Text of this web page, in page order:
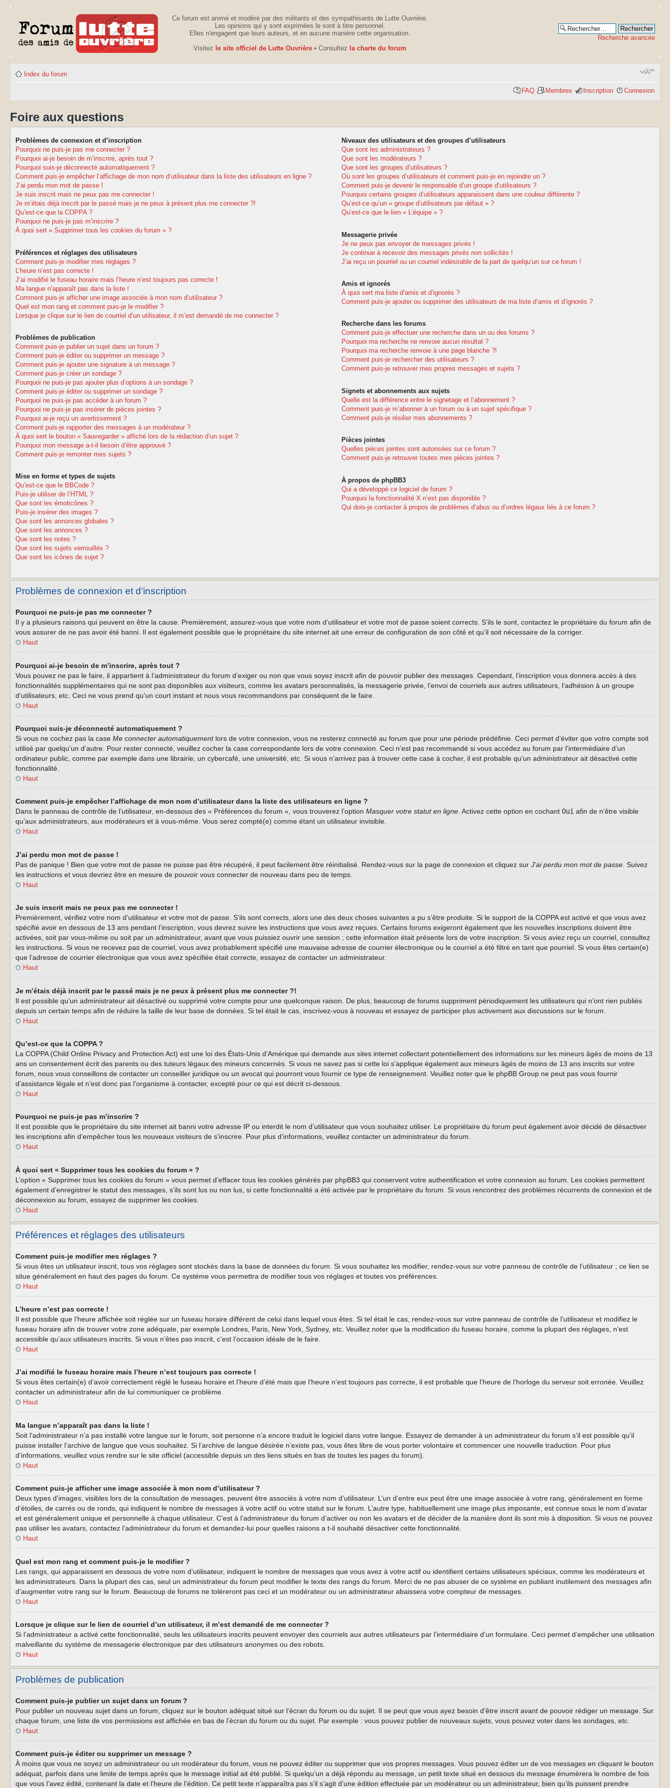
Ce forum est animé et modéré par des militants et des sympathisants de Lutte Ouvrière.
Les opinions qui y sont exprimées le sont à titre personnel.
Elles n'engagent que leurs auteurs, et en aucune manière cette organisation.
Visitez le site officiel de Lutte Ouvrière • Consultez la charte du forum
Recherche avancée
Index du forum
FAQ Membres Inscription Connexion
Foire aux questions
Problèmes de connexion et d’inscription
Pourquoi ne puis-je pas me connecter ?
Pourquoi ai-je besoin de m’inscrire, après tout ?
Pourquoi suis-je déconnecté automatiquement ?
Comment puis-je empêcher l’affichage de mon nom d’utilisateur dans la liste des utilisateurs en ligne ?
J’ai perdu mon mot de passe !
Je suis inscrit mais ne peux pas me connecter !
Je m’étais déjà inscrit par le passé mais je ne peux à présent plus me connecter ?!
Qu’est-ce que la COPPA ?
Pourquoi ne puis-je pas m’inscrire ?
À quoi sert « Supprimer tous les cookies du forum » ?
Préférences et réglages des utilisateurs
Comment puis-je modifier mes réglages ?
L’heure n’est pas correcte !
J’ai modifié le fuseau horaire mais l’heure n’est toujours pas correcte !
Ma langue n’apparaît pas dans la liste !
Comment puis-je afficher une image associée à mon nom d’utilisateur ?
Quel est mon rang et comment puis-je le modifier ?
Lorsque je clique sur le lien de courriel d’un utilisateur, il m’est demandé de me connecter ?
Problèmes de publication
Comment puis-je publier un sujet dans un forum ?
Comment puis-je éditer ou supprimer un message ?
Comment puis-je ajouter une signature à un message ?
Comment puis-je créer un sondage ?
Pourquoi ne puis-je pas ajouter plus d’options à un sondage ?
Comment puis-je éditer ou supprimer un sondage ?
Pourquoi ne puis-je pas accéder à un forum ?
Pourquoi ne puis-je pas insérer de pièces jointes ?
Pourquoi ai-je reçu un avertissement ?
Comment puis-je rapporter des messages à un modérateur ?
À quoi sert le bouton « Sauvegarder » affiché lors de la rédaction d’un sujet ?
Pourquoi mon message a-t-il besoin d’être approuvé ?
Comment puis-je remonter mes sujets ?
Mise en forme et types de sujets
Qu’est-ce que le BBCode ?
Puis-je utiliser de l’HTML ?
Que sont les émoticônes ?
Puis-je insérer des images ?
Que sont les annonces globales ?
Que sont les annonces ?
Que sont les notes ?
Que sont les sujets verrouillés ?
Que sont les icônes de sujet ?
Niveaux des utilisateurs et des groupes d’utilisateurs
Que sont les administrateurs ?
Que sont les modérateurs ?
Que sont les groupes d’utilisateurs ?
Où sont les groupes d’utilisateurs et comment puis-je en rejoindre un ?
Comment puis-je devenir le responsable d’un groupe d’utilisateurs ?
Pourquoi certains groupes d’utilisateurs apparaissent dans une couleur différente ?
Qu’est-ce qu’un « groupe d’utilisateurs par défaut » ?
Qu’est-ce que le lien « L’équipe » ?
Messagerie privée
Je ne peux pas envoyer de messages privés !
Je continue à recevoir des messages privés non sollicités !
J’ai reçu un pourriel ou un courriel indésirable de la part de quelqu’un sur ce forum !
Amis et ignorés
À quoi sert ma liste d’amis et d’ignorés ?
Comment puis-je ajouter ou supprimer des utilisateurs de ma liste d’amis et d’ignorés ?
Recherche dans les forums
Comment puis-je effectuer une recherche dans un ou des forums ?
Pourquoi ma recherche ne renvoie aucun résultat ?
Pourquoi ma recherche renvoie à une page blanche ?!
Comment puis-je rechercher des utilisateurs ?
Comment puis-je retrouver mes propres messages et sujets ?
Signets et abonnements aux sujets
Quelle est la différence entre le signetage et l’abonnement ?
Comment puis-je m’abonner à un forum ou à un sujet spécifique ?
Comment puis-je résilier mes abonnements ?
Pièces jointes
Quelles pièces jointes sont autorisées sur ce forum ?
Comment puis-je retrouver toutes mes pièces jointes ?
À propos de phpBB3
Qui a développé ce logiciel de forum ?
Pourquoi la fonctionnalité X n’est pas disponible ?
Qui dois-je contacter à propos de problèmes d’abus ou d’ordres légaux liés à ce forum ?
Problèmes de connexion et d’inscription
Pourquoi ne puis-je pas me connecter ?
Il y a plusieurs raisons qui peuvent en être la cause. Premièrement, assurez-vous que votre nom d’utilisateur et votre mot de passe soient corrects. S’ils le sont, contactez le propriétaire du forum afin de
vous assurer de ne pas avoir été banni. Il est également possible que le propriétaire du site internet ait une erreur de configuration de son côté et qu’il soit nécessaire de la corriger.
Haut
Pourquoi ai-je besoin de m’inscrire, après tout ?
Vous pouvez ne pas le faire, il appartient à l’administrateur du forum d’exiger ou non que vous soyez inscrit afin de pouvoir publier des messages. Cependant, l’inscription vous donnera accès à des
fonctionnalités supplémentaires qui ne sont pas disponibles aux visiteurs, comme les avatars personnalisés, la messagerie privée, l’envoi de courriels aux autres utilisateurs, l’adhésion à un groupe
d’utilisateurs, etc. Ceci ne vous prend qu’un court instant et nous vous recommandons par conséquent de le faire.
Haut
Pourquoi suis-je déconnecté automatiquement ?
Si vous ne cochez pas la case Me connecter automatiquementlors de votre connexion, vous ne resterez connecté au forum que pour une période prédéfinie. Ceci permet d’éviter que votre compte soit
utilisé par quelqu’un d’autre. Pour rester connecté, veuillez cocher la case correspondante lors de votre connexion. Ceci n’est pas recommandé si vous accédez au forum par l’intermédiaire d’un
ordinateur public, comme par exemple dans une librairie, un cybercafé, une université, etc. Si vous n’arrivez pas à trouver cette case à cocher, il est probable qu’un administrateur ait désactivé cette
fonctionnalité.
Haut
Comment puis-je empêcher l’affichage de mon nom d’utilisateur dans la liste des utilisateurs en ligne ?
Dans le panneau de contrôle de l’utilisateur, en-dessous des « Préférences du forum », vous trouverez l’option Masquer votre statut en ligne. Activez cette option en cochant Oui afin de n’être visible
qu’aux administrateurs, aux modérateurs et à vous-même. Vous serez compté(e) comme étant un utilisateur invisible.
Haut
J’ai perdu mon mot de passe !
Pas de panique ! Bien que votre mot de passe ne puisse pas être récupéré, il peut facilement être réinitialisé. Rendez-vous sur la page de connexion et cliquez sur J’ai perdu mon mot de passe . Suivez
les instructions et vous devriez être en mesure de pouvoir vous connecter de nouveau dans peu de temps.
Haut
Je suis inscrit mais ne peux pas me connecter !
Premièrement, vérifiez votre nom d’utilisateur et votre mot de passe. S’ils sont corrects, alors une des deux choses suivantes a pu s’être produite. Si le support de la COPPA est activé et que vous avez
spécifié avoir en dessous de 13 ans pendant l’inscription, vous devrez suivre les instructions que vous avez reçues. Certains forums exigeront également que les nouvelles inscriptions doivent être
activées, soit par vous-même ou soit par un administrateur, avant que vous puissiez ouvrir une session ; cette information était présente lors de votre inscription. Si vous aviez reçu un courriel, consultez
les instructions. Si vous ne recevez pas de courriel, vous avez probablement spécifié une mauvaise adresse de courrier électronique ou le courriel a été filtré en tant que pourriel. Si vous êtes certain(e)
que l’adresse de courrier électronique que vous avez spécifiée était correcte, essayez de contacter un administrateur.
Haut
Je m’étais déjà inscrit par le passé mais je ne peux à présent plus me connecter ?!
Il est possible qu’un administrateur ait désactivé ou supprimé votre compte pour une quelconque raison. De plus, beaucoup de forums suppriment périodiquement les utilisateurs qui n’ont rien publiés
depuis un certain temps afin de réduire la taille de leur base de données. Si tel était le cas, inscrivez-vous à nouveau et essayez de participer plus activement aux discussions sur le forum.
Haut
Qu’est-ce que la COPPA ?
La COPPA (Child Online Privacy and Protection Act) est une loi des États-Unis d’Amérique qui demande aux sites internet collectant potentiellement des informations sur les mineurs âgés de moins de 13
ans un consentement écrit des parents ou des tuteurs légaux des mineurs concernés. Si vous ne savez pas si cette loi s’applique également aux mineurs âgés de moins de 13 ans inscrits sur votre
forum, nous vous conseillons de contacter un conseiller juridique ou un avocat qui pourront vous fournir ce type de renseignement. Veuillez noter que le phpBB Group ne peut pas vous fournir
d’assistance légale et n’est donc pas l’organisme à contacter, excepté pour ce qui est décrit ci-dessous.
Haut
Pourquoi ne puis-je pas m’inscrire ?
Il est possible que le propriétaire du site internet ait banni votre adresse IP ou interdit le nom d’utilisateur que vous souhaitez utiliser. Le propriétaire du forum peut également avoir décidé de désactiver
les inscriptions afin d’empêcher tous les nouveaux visiteurs de s’inscrire. Pour plus d’informations, veuillez contacter un administrateur du forum.
Haut
À quoi sert « Supprimer tous les cookies du forum » ?
L’option « Supprimer tous les cookies du forum » vous permet d’effacer tous les cookies générés par phpBB3 qui conservent votre authentification et votre connexion au forum. Les cookies permettent
également d’enregistrer le statut des messages, s’ils sont lus ou non lus, si cette fonctionnalité a été activée par le propriétaire du forum. Si vous rencontrez des problèmes récurrents de connexion et de
déconnexion au forum, essayez de supprimer les cookies.
Haut
Préférences et réglages des utilisateurs
Comment puis-je modifier mes réglages ?
Si vous êtes un utilisateur inscrit, tous vos réglages sont stockés dans la base de données du forum. Si vous souhaitez les modifier, rendez-vous sur votre panneau de contrôle de l’utilisateur ; ce lien se
situe généralement en haut des pages du forum. Ce système vous permettra de modifier tous vos réglages et toutes vos préférences.
Haut
L’heure n’est pas correcte !
Il est possible que l’heure affichée soit réglée sur un fuseau horaire différent de celui dans lequel vous êtes. Si tel était le cas, rendez-vous sur votre panneau de contrôle de l’utilisateur et modifiez le
fuseau horaire afin de trouver votre zone adéquate, par exemple Londres, Paris, New York, Sydney, etc. Veuillez noter que la modification du fuseau horaire, comme la plupart des réglages, n’est
accessible qu’aux utilisateurs inscrits. Si vous n’êtes pas inscrit, c’est l’occasion idéale de le faire.
Haut
J’ai modifié le fuseau horaire mais l’heure n’est toujours pas correcte !
Si vous êtes certain(e) d’avoir correctement réglé le fuseau horaire et l’heure d’été mais que l’heure n’est toujours pas correcte, il est probable que l’heure de l’horloge du serveur soit erronée. Veuillez
contacter un administrateur afin de lui communiquer ce problème.
Haut
Ma langue n’apparaît pas dans la liste !
Soit l’administrateur n’a pas installé votre langue sur le forum, soit personne n’a encore traduit le logiciel dans votre langue. Essayez de demander à un administrateur du forum s’il est possible qu’il
puisse installer l’archive de langue que vous souhaitez. Si l’archive de langue désirée n’existe pas, vous êtes libre de vous porter volontaire et commencer une nouvelle traduction. Pour plus
d’informations, veuillez vous rendre sur le site officiel (accessible depuis un des liens situés en bas de toutes les pages du forum).
Haut
Comment puis-je afficher une image associée à mon nom d’utilisateur ?
Deux types d’images, visibles lors de la consultation de messages, peuvent être associés à votre nom d’utilisateur. L’un d’entre eux peut être une image associée à votre rang, généralement en forme
d’étoiles, de carrés ou de ronds, qui indiquent le nombre de messages à votre actif ou votre statut sur le forum. L’autre type, habituellement une image plus imposante, est connue sous le nom d’avatar
et est généralement unique et personnelle à chaque utilisateur. C’est à l’administrateur du forum d’activer ou non les avatars et de décider de la manière dont ils sont mis à disposition. Si vous ne pouvez
pas utiliser les avatars, contactez l’administrateur du forum et demandez-lui pour quelles raisons a t-il souhaité désactiver cette fonctionnalité.
Haut
Quel est mon rang et comment puis-je le modifier ?
Les rangs, qui apparaissent en dessous de votre nom d’utilisateur, indiquent le nombre de messages que vous avez à votre actif ou identifient certains utilisateurs spéciaux, comme les modérateurs et
les administrateurs. Dans la plupart des cas, seul un administrateur du forum peut modifier le texte des rangs du forum. Merci de ne pas abuser de ce système en publiant inutilement des messages afin
d’augmenter votre rang sur le forum. Beaucoup de forums ne toléreront pas ceci et un modérateur ou un administrateur abaissera votre compteur de messages.
Haut
Lorsque je clique sur le lien de courriel d’un utilisateur, il m’est demandé de me connecter ?
Si l’administrateur a activé cette fonctionnalité, seuls les utilisateurs inscrits peuvent envoyer des courriels aux autres utilisateurs par l’intermédiaire d’un formulaire. Ceci permet d’empêcher une utilisation
malveillante du système de messagerie électronique par des utilisateurs anonymes ou des robots.
Haut
Problèmes de publication
Comment puis-je publier un sujet dans un forum ?
Pour publier un nouveau sujet dans un forum, cliquez sur le bouton adéquat situé sur l’écran du forum ou du sujet. Il se peut que vous ayez besoin d’être inscrit avant de pouvoir rédiger un message. Sur
chaque forum, une liste de vos permissions est affichée en bas de l’écran du forum ou du sujet. Par exemple : vous pouvez publier de nouveaux sujets, vous pouvez voter dans les sondages, etc.
Haut
Comment puis-je éditer ou supprimer un message ?
À moins que vous ne soyez un administrateur ou un modérateur du forum, vous ne pouvez éditer ou supprimer que vos propres messages. Vous pouvez éditer un de vos messages en cliquant le bouton
adéquat, parfois dans une limite de temps après que le message initial ait été publié. Si quelqu’un a déjà répondu au message, un petit texte situé en dessous du message énumèrera le nombre de fois
que vous l’avez édité, contenant la date et l’heure de l’édition. Ce petit texte n’apparaîtra pas s’il s’agit d’une édition effectuée par un modérateur ou un administrateur, bien qu’ils puissent prendre